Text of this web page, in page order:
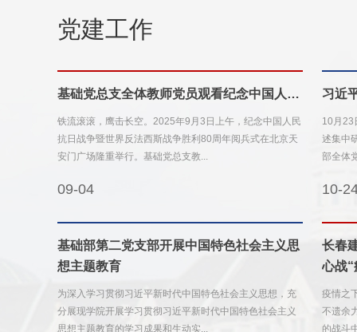
党建工作
基础党总支全体教师党员观看纪念中国人民抗日战争暨世界反法西斯...
铁流滚滚，鹰击长空。2025年9月3日上午，纪念中国人民
抗日战争暨世界反法西斯战争胜利80周年阅兵式在北京天
安门广场隆重举行。基础党总支教...
09-04
习近
10月23
述集中
10-
基础部第二党支部开展中国特色社会主义思
想主题教育
为深入学习贯彻习近平新时代中国特色社会主义思想，充
分展现学院开展学习贯彻习近平新时代中国特色社会主义
思想主题教育的学习成果和生动实...
长春
心战“
疫情之
不遗余
的战斗